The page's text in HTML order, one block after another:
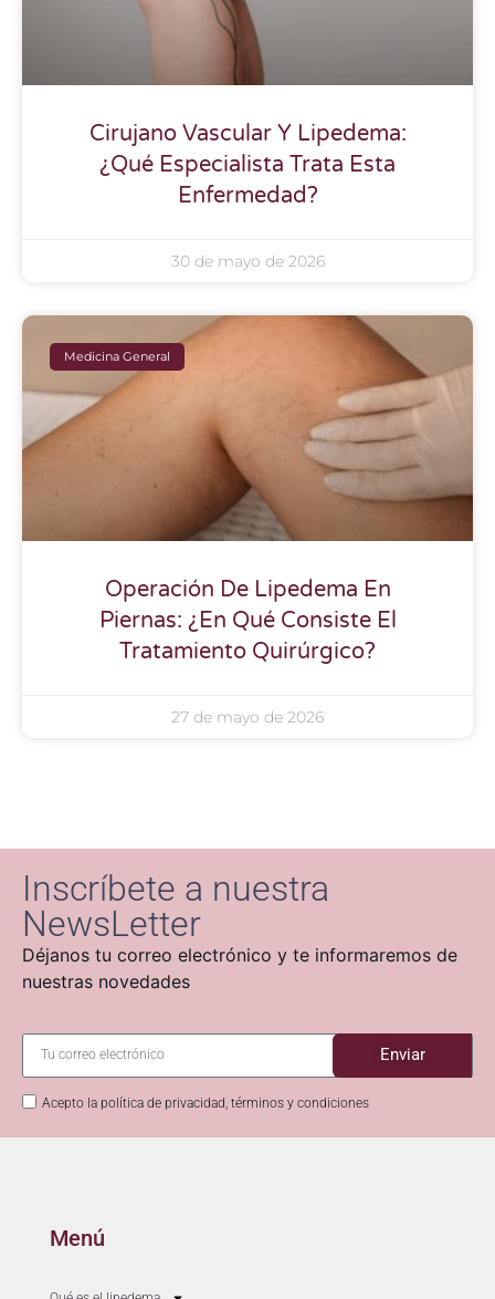
Cirujano Vascular Y Lipedema:
¿Qué Especialista Trata Esta
Enfermedad?
30 de mayo de 2026
Medicina General
Operación De Lipedema En
Piernas: ¿En Qué Consiste El
Tratamiento Quirúrgico?
27 de mayo de 2026
Inscríbete a nuestra
NewsLetter
Déjanos tu correo electrónico y te informaremos de
nuestras novedades
Acepto la política de privacidad, términos y condiciones
Enviar
Menú